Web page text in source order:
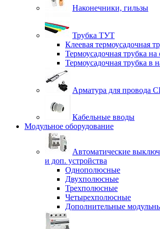
Наконечники, гильзы
Трубка ТУТ
Клеевая термоусадочная
Термоусадочная трубка на
Термоусадочная трубка в
Арматура для провода
Кабельные вводы
Модульное оборудование
Автоматические
и доп. устройства
Однополюсные
Двухполюсные
Трехполюсные
Четырехполюсные
Дополнительные